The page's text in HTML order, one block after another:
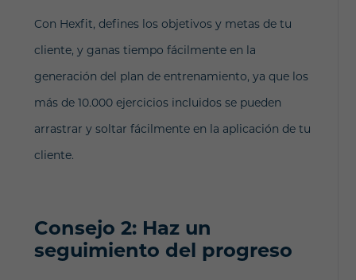
Con Hexfit, defines los objetivos y metas de tu
cliente, y ganas tiempo fácilmente en la
generación del plan de entrenamiento, ya que los
más de 10.000 ejercicios incluidos se pueden
arrastrar y soltar fácilmente en la aplicación de tu
cliente.
Consejo 2: Haz un
seguimiento del progreso